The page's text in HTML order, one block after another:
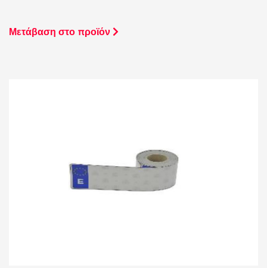
Μετάβαση στο προϊόν